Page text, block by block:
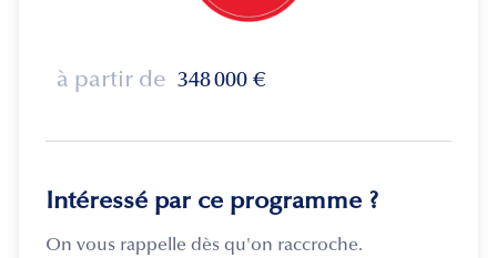
à partir de 348 000 €
Intéressé par ce programme ?
On vous rappelle dès qu'on raccroche.